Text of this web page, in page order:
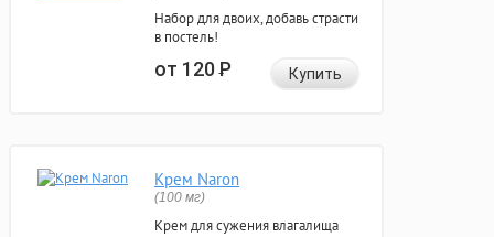
Набор для двоих, добавь страсти
в постель!
от 120Р Купить
Крем Naron
(100 мг)
Крем для сужения влагалища